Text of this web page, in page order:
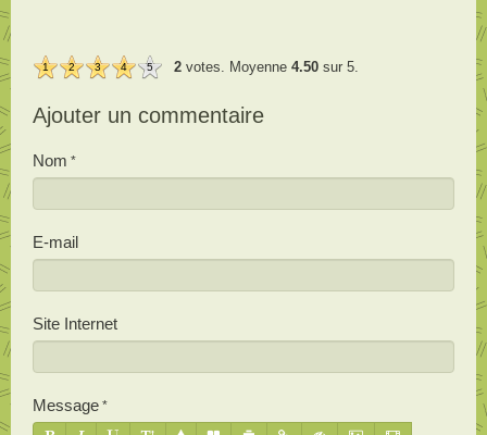
1 2 3 4 5 2 votes. Moyenne 4.50 sur 5.
Ajouter un commentaire
Nom
E-mail
Site Internet
Message